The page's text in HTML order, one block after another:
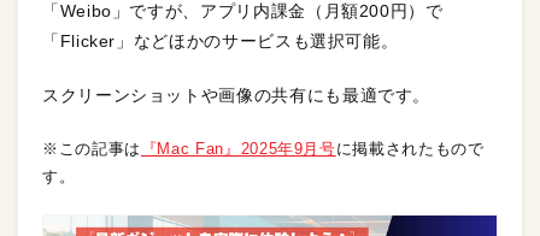
「Weibo」ですが、アプリ内課金（月額200円）で
「Flicker」などほかのサービスも選択可能。
スクリーンショットや画像の共有にも最適です。
※この記事は 『Mac Fan』2025年9月号に掲載されたもので
す。